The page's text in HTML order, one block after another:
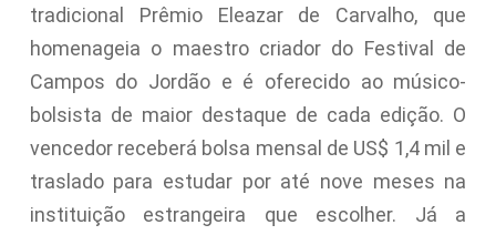
tradicional Prêmio Eleazar de Carvalho, que
homenageia o maestro criador do Festival de
Campos do Jordão e é oferecido ao músico-
bolsista de maior destaque de cada edição. O
vencedor receberá bolsa mensal de US$ 1,4 mil e
traslado para estudar por até nove meses na
instituição estrangeira que escolher. Já a